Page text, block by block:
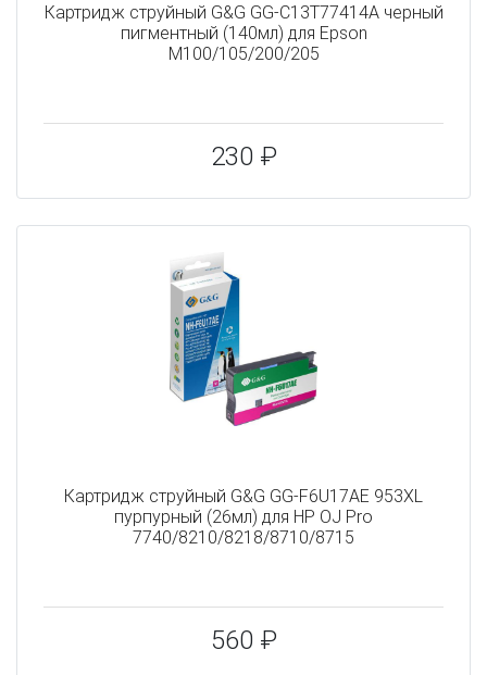
Картридж струйный G&G GG-C13T77414A черный
пигментный (140мл) для Epson
M100/105/200/205
230 ₽
Картридж струйный G&G GG-F6U17AE 953XL
пурпурный (26мл) для HP OJ Pro
7740/8210/8218/8710/8715
560 ₽